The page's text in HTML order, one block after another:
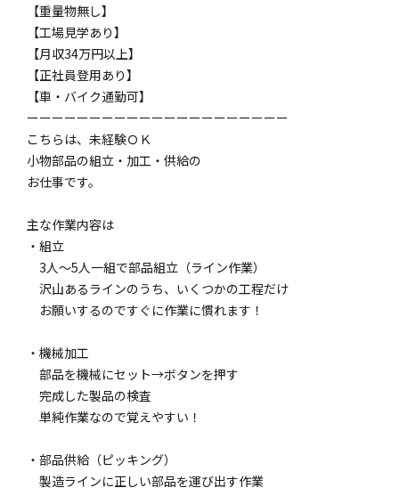
【重量物無し】
【工場見学あり】
【月収34万円以上】
【正社員登用あり】
【車・バイク通勤可】
ーーーーーーーーーーーーーーーーーーーーー
こちらは、未経験ＯＫ
小物部品の組立・加工・供給の
お仕事です。
主な作業内容は
・組立
3人～5人一組で部品組立（ライン作業）
沢山あるラインのうち、いくつかの工程だけ
お願いするのですぐに作業に慣れます！
・機械加工
部品を機械にセット→ボタンを押す
完成した製品の検査
単純作業なので覚えやすい！
・部品供給（ピッキング）
製造ラインに正しい部品を運び出す作業